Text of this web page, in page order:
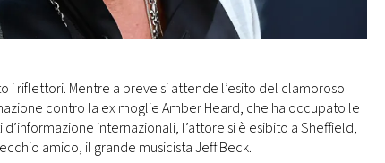
i riflettori. Mentre a breve si attende l’esito del clamoroso
contro la ex moglie Amber Heard, che ha occupato le
internazionali, l’attore si è esibito a Sheffield,
amico, il grande musicista Jeff Beck.